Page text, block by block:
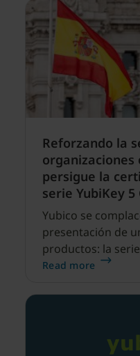
Reforzando la
organizaciones
persigue la
serie YubiKey 5
Yubico se
presentación de
productos: la
nuevo firmware
certificación
Read more